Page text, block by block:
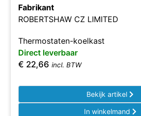
Fabrikant
ROBERTSHAW CZ LIMITED
Thermostaten-koelkast
Direct leverbaar
€ 22,66 incl. BTW
Bekijk artikel
In winkelmand